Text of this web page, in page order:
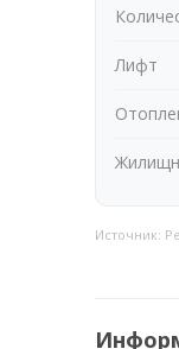
Лифт
Источник: